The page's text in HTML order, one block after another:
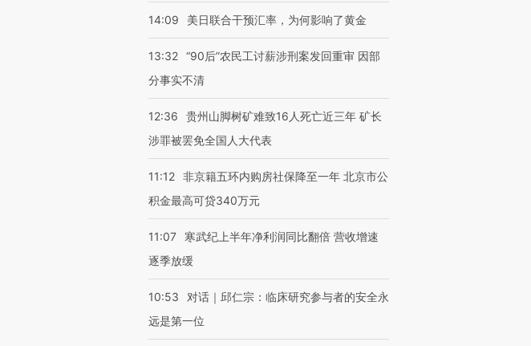
14:09 美日联合干预汇率，为何影响了黄金
13:32 “90后”农民工讨薪涉刑案发回重审 因部
分事实不清
12:36
贵州山脚树矿难致16人死亡近三年 矿长
涉罪被罢免全国人大代表
11:12 非京籍五环内购房社保降至一年 北京市公
积金最高可贷340万元
11:07
寒武纪上半年净利润同比翻倍 营收增速
逐季放缓
10:53
对话｜邱仁宗：临床研究参与者的安全永
远是第一位